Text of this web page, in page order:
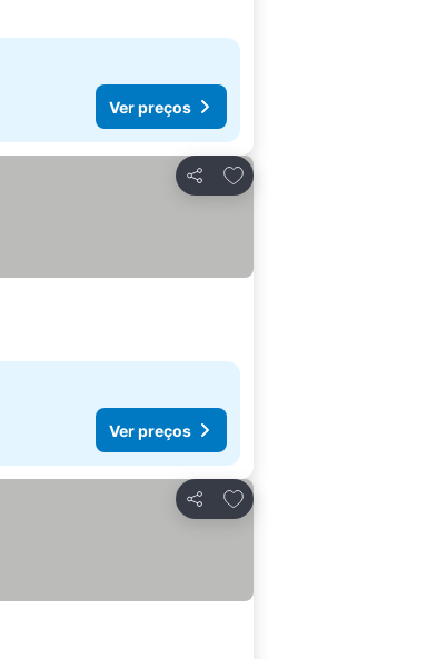
Ver preços
Partilhar
Adicionar aos favoritos
Ver preços
Partilhar
Adicionar aos favoritos